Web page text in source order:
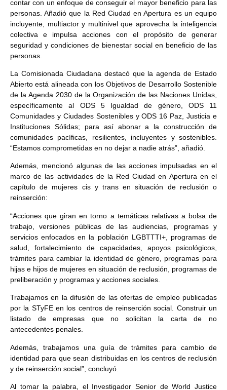
contar con un enfoque de conseguir el mayor beneficio para las
personas. Añadió que la Red Ciudad en Apertura es un equipo
incluyente, multiactor y multinivel que aprovecha la inteligencia
colectiva e impulsa acciones con el propósito de generar
seguridad y condiciones de bienestar social en beneficio de las
personas.
La Comisionada Ciudadana destacó que la agenda de Estado
Abierto está alineada con los Objetivos de Desarrollo Sostenible
de la Agenda 2030 de la Organización de las Naciones Unidas,
específicamente al ODS 5 Igualdad de género, ODS 11
Comunidades y Ciudades Sostenibles y ODS 16 Paz, Justicia e
Instituciones Sólidas; para así abonar a la construcción de
comunidades pacíficas, resilientes, incluyentes y sostenibles.
“Estamos comprometidas en no dejar a nadie atrás”, añadió.
Además, mencionó algunas de las acciones impulsadas en el
marco de las actividades de la Red Ciudad en Apertura en el
capítulo de mujeres cis y trans en situación de reclusión o
reinserción:
“Acciones que giran en torno a temáticas relativas a bolsa de
trabajo, versiones públicas de las audiencias, programas y
servicios enfocados en la población LGBTTTI+, programas de
salud, fortalecimiento de capacidades, apoyos psicológicos,
trámites para cambiar la identidad de género, programas para
hijas e hijos de mujeres en situación de reclusión, programas de
preliberación y programas y acciones sociales.
Trabajamos en la difusión de las ofertas de empleo publicadas
por la STyFE en los centros de reinserción social. Construir un
listado de empresas que no solicitan la carta de no
antecedentes penales.
Además, trabajamos una guía de trámites para cambio de
identidad para que sean distribuidas en los centros de reclusión
y de reinserción social”, concluyó.
Al tomar la palabra, el Investigador Senior de World Justice